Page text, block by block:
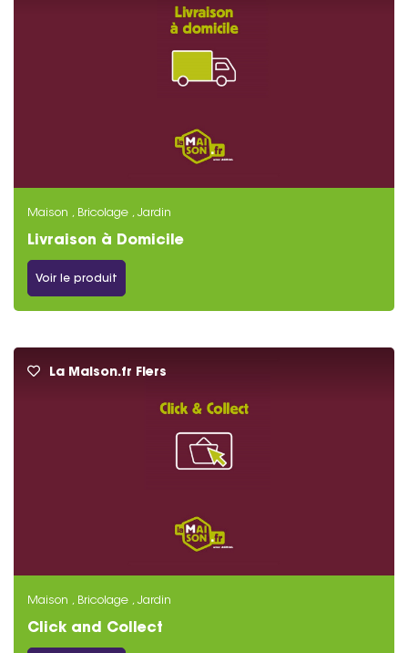
Maison , Bricolage , Jardin
Livraison à Domicile
Voir le produit
La Maison.fr Flers
Maison , Bricolage , Jardin
Click and Collect